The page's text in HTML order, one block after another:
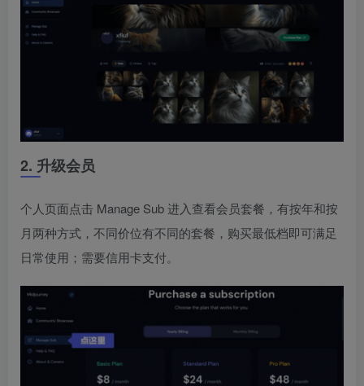
2. 升级会员
个人页面点击 Manage Sub 进入查看会员套餐，有按年和按
月两种方式，不同价位有不同的套餐，购买最低档即可满足
日常使用；需要信用卡支付。